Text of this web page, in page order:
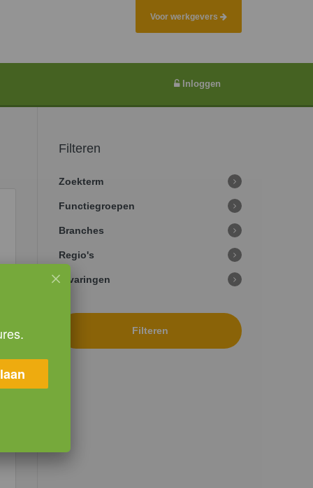
Voor werkgevers
Inloggen
Filteren
Zoekterm
Functiegroepen
Branches
Regio's
Ervaringen
Filteren